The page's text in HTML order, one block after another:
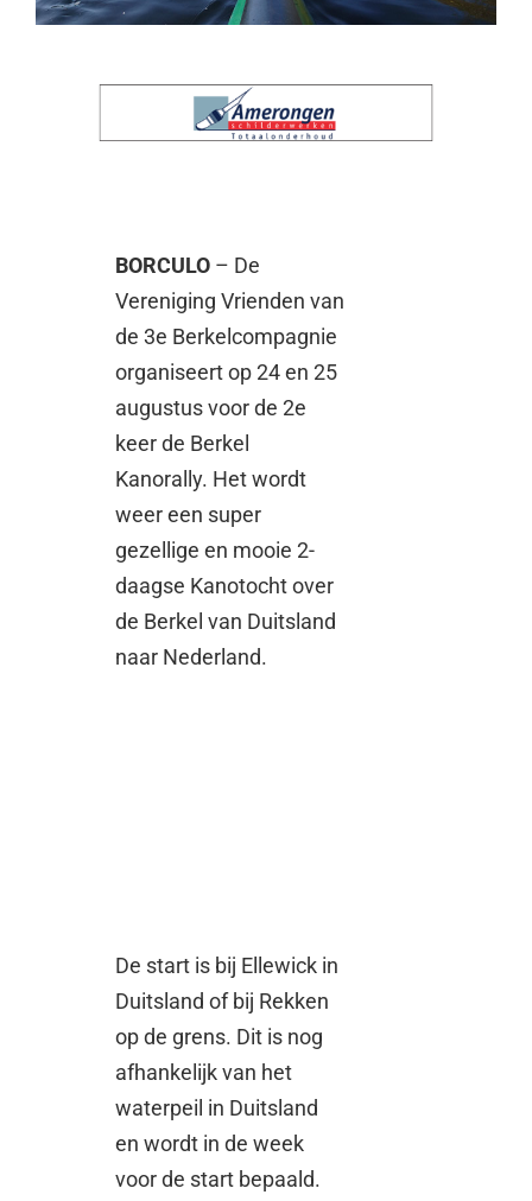
BORCULO – De
Vereniging Vrienden van
de 3e Berkelcompagnie
organiseert op 24 en 25
augustus voor de 2e
keer de Berkel
Kanorally. Het wordt
weer een super
gezellige en mooie 2-
daagse Kanotocht over
de Berkel van Duitsland
naar Nederland.
De start is bij Ellewick in
Duitsland of bij Rekken
op de grens. Dit is nog
afhankelijk van het
waterpeil in Duitsland
en wordt in de week
voor de start bepaald.